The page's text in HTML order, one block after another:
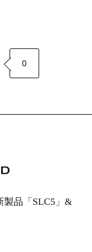
0
製品「SLC5」&